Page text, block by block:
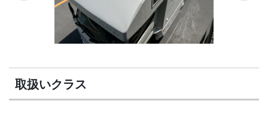
取扱いクラス